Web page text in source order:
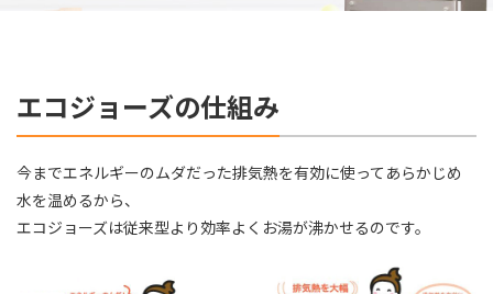
エコジョーズの仕組み
今までエネルギーのムダだった排気熱を有効に使ってあらかじめ
水を温めるから、
エコジョーズは従来型より効率よくお湯が沸かせるのです。